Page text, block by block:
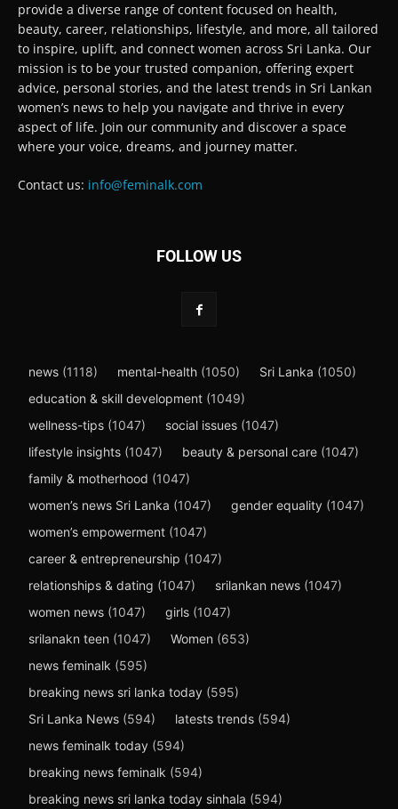
provide a diverse range of content focused on health,
beauty, career, relationships, lifestyle, and more, all tailored
to inspire, uplift, and connect women across Sri Lanka. Our
mission is to be your trusted companion, offering expert
advice, personal stories, and the latest trends in Sri Lankan
women’s news to help you navigate and thrive in every
aspect of life. Join our community and discover a space
where your voice, dreams, and journey matter.
Contact us: info@feminalk.com
FOLLOW US
news (1118) mental-health (1050) Sri Lanka (1050)
education & skill development (1049)
wellness-tips (1047) social issues (1047)
lifestyle insights (1047) beauty & personal care (1047)
family & motherhood (1047)
women’s news Sri Lanka (1047) gender equality (1047)
women’s empowerment (1047)
career & entrepreneurship (1047)
relationships & dating (1047) srilankan news (1047)
women news (1047) girls (1047)
srilanakn teen (1047) Women (653)
news feminalk (595)
breaking news sri lanka today (595)
Sri Lanka News (594) latests trends (594)
news feminalk today (594)
breaking news feminalk (594)
breaking news sri lanka today sinhala (594)